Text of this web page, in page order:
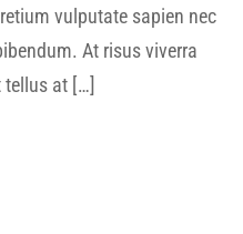
vulputate sapien nec
At risus viverra
tellus at […]